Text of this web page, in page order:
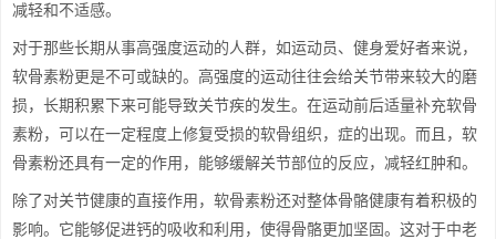
减轻和不适感。
对于那些长期从事高强度运动的人群，如运动员、健身爱好者来说，
软骨素粉更是不可或缺的。高强度的运动往往会给关节带来较大的磨
损，长期积累下来可能导致关节疾的发生。在运动前后适量补充软骨
素粉，可以在一定程度上修复受损的软骨组织，症的出现。而且，软
骨素粉还具有一定的作用，能够缓解关节部位的反应，减轻红肿和。
除了对关节健康的直接作用，软骨素粉还对整体骨骼健康有着积极的
影响。它能够促进钙的吸收和利用，使得骨骼更加坚固。这对于中老